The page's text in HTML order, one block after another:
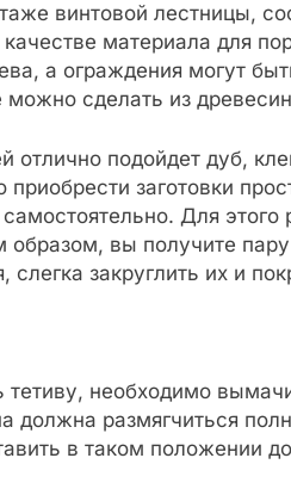
винтовой лестницы,
материала для
а ограждения могут
сделать из
отлично подойдет дуб,
заготовки
Для
образом, вы получите
слегка закруглить их и
тетиву, необходимо
должна размягчиться
в таком положении